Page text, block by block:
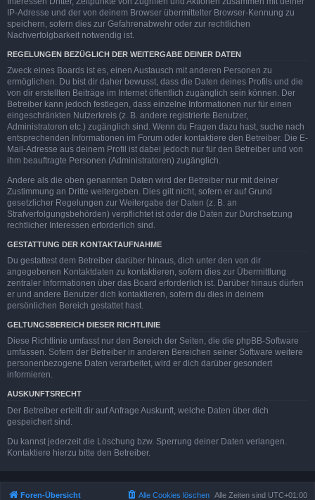
IP-Adresse und der von deinem Browser übermittelter Browser-Kennung zu
speichern, sofern dies zur Gefahrenabwehr oder zur rechtlichen
Nachverfolgbarkeit notwendig ist.
REGELUNGEN BEZÜGLICH DER WEITERGABE DEINER DATEN
Zweck eines Boards ist es, einen Austausch mit anderen Personen zu
ermöglichen. Du bist dir daher bewusst, dass die Daten deines Profils und die
von dir erstellten Beiträge im Internet öffentlich zugänglich sein können. Der
Betreiber kann jedoch festlegen, dass einzelne Informationen nur für einen
eingeschränkten Nutzerkreis (z. B. andere registrierte Benutzer,
Administratoren etc.) zugänglich sind. Wenn du Fragen dazu hast, suche nach
entsprechenden Informationen im Forum oder kontaktiere den Betreiber. Die E-
Mail-Adresse aus deinem Profil ist dabei jedoch nur für den Betreiber und von
ihm beauftragte Personen (Administratoren) zugänglich.
Andere als die oben genannten Daten wird der Betreiber nur mit deiner
Zustimmung an Dritte weitergeben. Dies gilt nicht, sofern er auf Grund
gesetzlicher Regelungen zur Weitergabe der Daten (z. B. an
Strafverfolgungsbehörden) verpflichtet ist oder die Daten zur Durchsetzung
rechtlicher Interessen erforderlich sind.
GESTATTUNG DER KONTAKTAUFNAHME
Du gestattest dem Betreiber darüber hinaus, dich unter den von dir
angegebenen Kontaktdaten zu kontaktieren, sofern dies zur Übermittlung
zentraler Informationen über das Board erforderlich ist. Darüber hinaus dürfen
er und andere Benutzer dich kontaktieren, sofern du dies in deinem
persönlichen Bereich gestattet hast.
GELTUNGSBEREICH DIESER RICHTLINIE
Diese Richtlinie umfasst nur den Bereich der Seiten, die die phpBB-Software
umfassen. Sofern der Betreiber in anderen Bereichen seiner Software weitere
personenbezogene Daten verarbeitet, wird er dich darüber gesondert
informieren.
AUSKUNFTSRECHT
Der Betreiber erteilt dir auf Anfrage Auskunft, welche Daten über dich
gespeichert sind.
Du kannst jederzeit die Löschung bzw. Sperrung deiner Daten verlangen.
Kontaktiere hierzu bitte den Betreiber.
Foren-Übersicht Alle Zeiten sind UTC+01:00
Alle Cookies löschen